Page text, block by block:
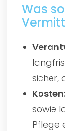
Was
sicher,
Kosten:
sowie
Pflege